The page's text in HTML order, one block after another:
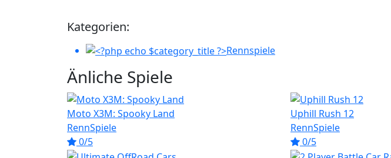
Kategorien:
Rennspiele
Änliche Spiele
Moto X3M: Spooky Land
RennSpiele
0/5
Uphill Rush 12
RennSpiele
0/5